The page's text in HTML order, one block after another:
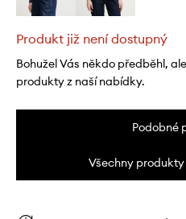
Produkt již není dostupný
Bohužel Vás někdo předběhl,
produkty z naší nabídky.
Podobné
Všechny